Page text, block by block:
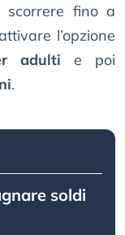
scorrere fino a
l’opzione
adulti e poi
.
soldi